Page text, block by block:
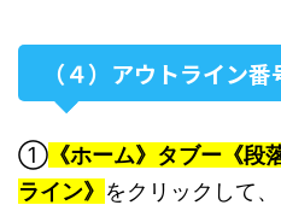
（４）アウトライン
① 《ホーム》タブー《段
ライン》 をクリックして